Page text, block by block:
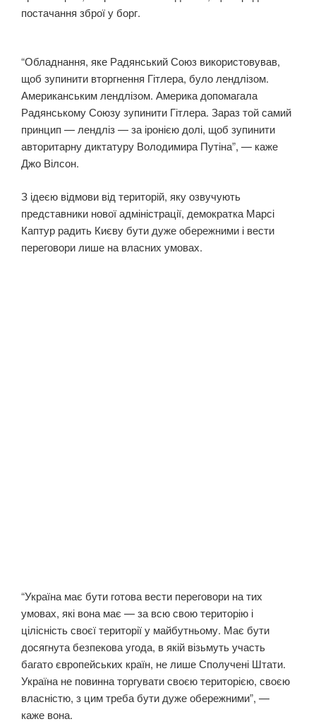
постачання зброї у борг.
“Обладнання, яке Радянський Союз використовував,
щоб зупинити вторгнення Гітлера, було лендлізом.
Американським лендлізом. Америка допомагала
Радянському Союзу зупинити Гітлера. Зараз той самий
принцип — лендліз — за іронією долі, щоб зупинити
авторитарну диктатуру Володимира Путіна”, — каже
Джо Вілсон.
З ідеєю відмови від територій, яку озвучують
представники нової адміністрації, демократка Марсі
Каптур радить Києву бути дуже обережними і вести
переговори лише на власних умовах.
“Україна має бути готова вести переговори на тих
умовах, які вона має — за всю свою територію і
цілісність своєї території у майбутньому. Має бути
досягнута безпекова угода, в якій візьмуть участь
багато європейських країн, не лише Сполучені Штати.
Україна не повинна торгувати своєю територією, своєю
власністю, з цим треба бути дуже обережними”, —
каже вона.